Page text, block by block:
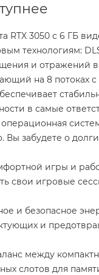
3050 с 6 ГБ
технологиям:
и отражений
на 8 потоках с
в самые
забудете о
игры и
свои игровые
и безопасное
и
между
слотов для